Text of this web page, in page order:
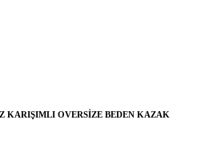
KARIŞIMLI OVERSIZE BEDEN KAZAK